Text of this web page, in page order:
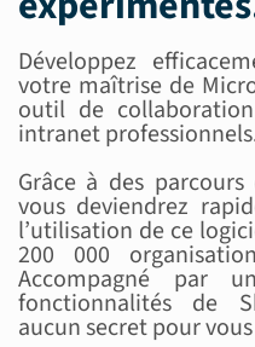
Développez
votre maîtrise de
outil de
intranet
Grâce à des
vous deviendrez
l’utilisation de ce
200 000
Accompagné par
fonctionnalités de
aucun secret pour